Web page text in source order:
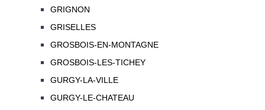
GRIGNON
GRISELLES
GROSBOIS-EN-MONTAGNE
GROSBOIS-LES-TICHEY
GURGY-LA-VILLE
GURGY-LE-CHATEAU